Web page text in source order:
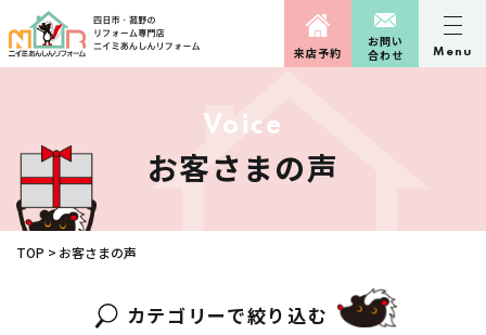
来店予約
お問い
合わせ
Menu
Vo ice
お客さ まの声
TOP お客さまの声
カテゴリーで絞り込む